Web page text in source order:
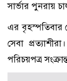
সার্ভার পুনরায়
এর বৃহস্পতিবার
সেবা
পরিচয়পত্র